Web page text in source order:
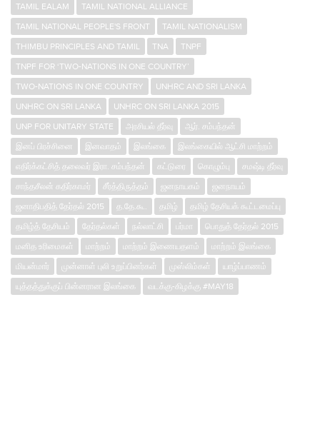
TAMIL EALAM
TAMIL NATIONAL ALLIANCE
TAMIL NATIONAL PEOPLE'S FRONT
TAMIL NATIONALISM
THIMBU PRINCIPLES AND TAMIL
TNA
TNPF
TNPF FOR ‘TWO-NATIONS IN ONE COUNTRY’
TWO-NATIONS IN ONE COUNTRY
UNHRC AND SRI LANKA
UNHRC ON SRI LANKA
UNHRC ON SRI LANKA 2015
UNP FOR UNITARY STATE
அரசியல் தீர்வு
ஆர். சம்பந்தன்
இனப் பிரச்சினை
இனவாதம் இலங்கை
இலங்கையில் ஆட்சி மாற்றம்
எதிர்க்கட்சித் தலைவர் இரா. சம்பந்தன்
கட்டுரை கொழும்பு
சமஷ்டி தீர்வு
சாந்த‌சீலன் கதிர்காமர்
சீர்த்திருத்தம் ஜனநாயகம்
ஜனநாயம்
ஜனாதிபதித் தேர்தல் 2015
த.தே.கூ. தமிழ்
தமிழ் தேசியக் கூட்டமைப்பு
தமிழ்த் தேசியம்
தேர்தல்கள் நல்லாட்சி பர்மா
பொதுத் தேர்தல் 2015
மனித உரிமைகள்
மாற்றம் மாற்றம் இணையதளம்
மாற்றம் இலங்கை
மியன்மார்
முன்னாள் புலி உறுப்பினர்கள் முஸ்லிம்கள்
யாழ்ப்பாணம்
யுத்தத்துக்குப் பின்னரான இலங்கை
வடக்கு-கிழக்கு #MAY18